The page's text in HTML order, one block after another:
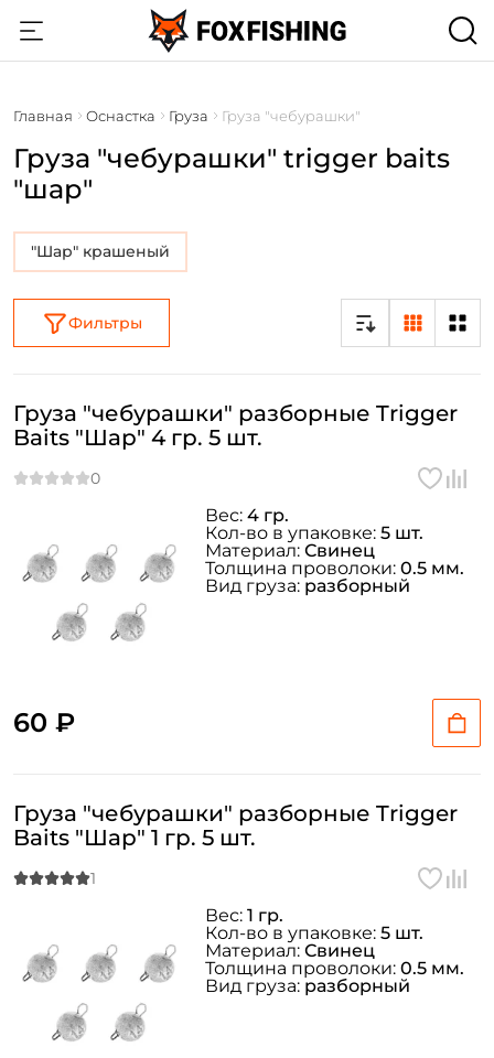
Главная Оснастка Груза Груза "чебурашки"
Груза "чебурашки" trigger baits
"шар"
"Шар" крашеный
Фильтры
Груза "чебурашки" разборные Trigger
Baits "Шар" 4 гр. 5 шт.
60 ₽
Вес: 4 гр.
Кол-во в упаковке: 5 шт.
Материал: Свинец
Толщина проволоки: 0.5 мм.
Вид груза: разборный
Груза "чебурашки" разборные Trigger
Baits "Шар" 1 гр. 5 шт.
Вес: 1 гр.
Кол-во в упаковке: 5 шт.
Материал: Свинец
Толщина проволоки: 0.5 мм.
Вид груза: разборный